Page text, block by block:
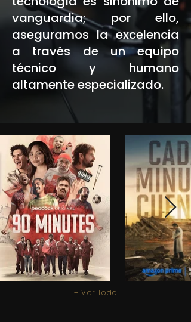
vanguardia; por ello,
aseguramos la excelencia
a través de un equipo
técnico y humano
altamente especializado.
+ Ver Todo